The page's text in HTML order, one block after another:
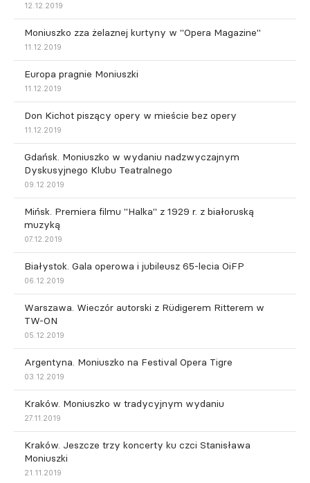
12.12.2019
Moniuszko zza żelaznej kurtyny w "Opera Magazine"
11.12.2019
Europa pragnie Moniuszki
11.12.2019
Don Kichot piszący opery w mieście bez opery
11.12.2019
Gdańsk. Moniuszko w wydaniu nadzwyczajnym
Dyskusyjnego Klubu Teatralnego
09.12.2019
Mińsk. Premiera filmu "Halka" z 1929 r. z białoruską
muzyką
07.12.2019
Białystok. Gala operowa i jubileusz 65-lecia OiFP
06.12.2019
Warszawa. Wieczór autorski z Rüdigerem Ritterem w
TW-ON
05.12.2019
Argentyna. Moniuszko na Festival Opera Tigre
03.12.2019
Kraków. Moniuszko w tradycyjnym wydaniu
27.11.2019
Kraków. Jeszcze trzy koncerty ku czci Stanisława
Moniuszki
21.11.2019